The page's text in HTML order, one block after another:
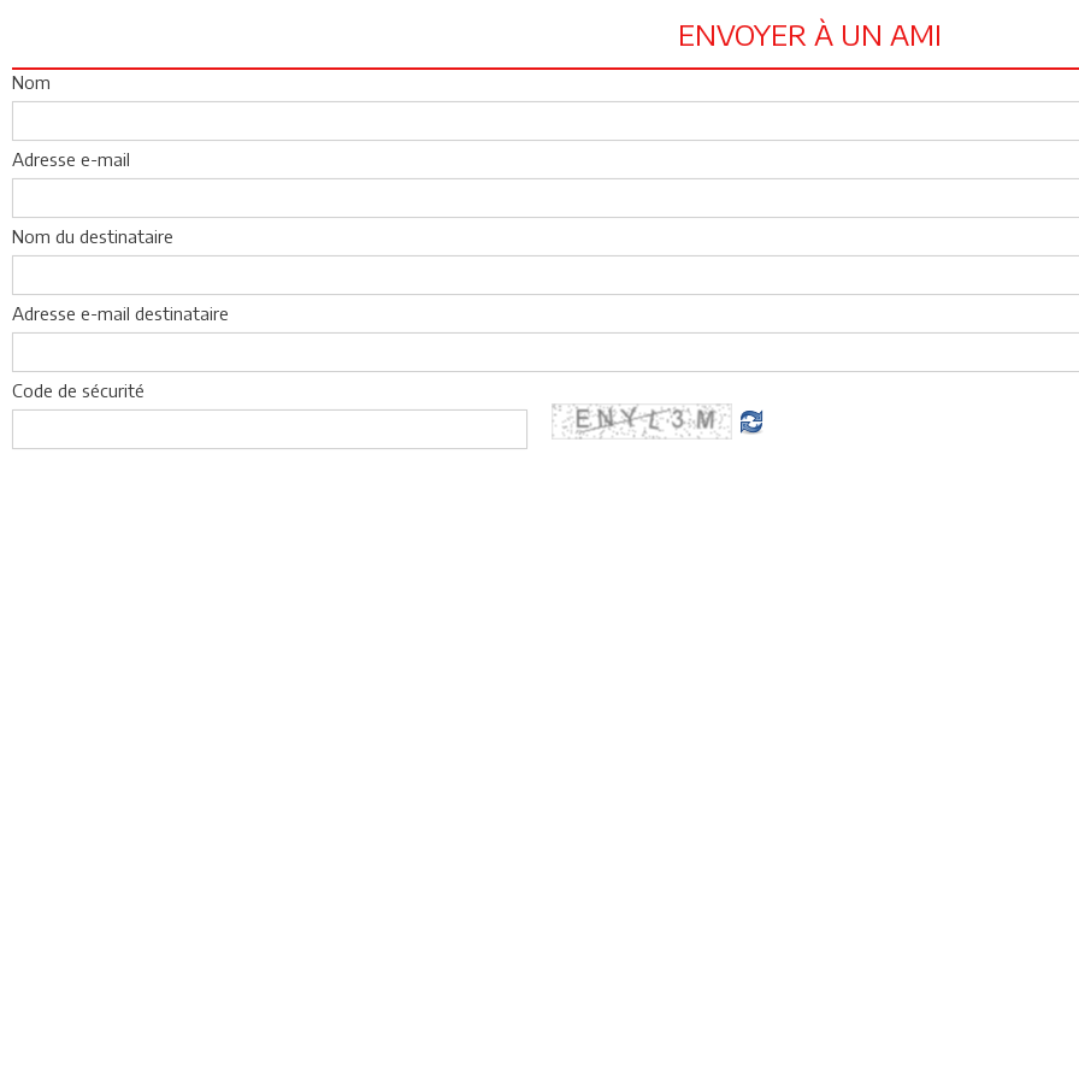
ENVOYER À UN AMI
Nom
Adresse e-mail
Nom du destinataire
Adresse e-mail destinataire
Code de sécurité